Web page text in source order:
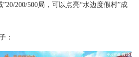
200/500局，可以点亮“水边度假村”成
：